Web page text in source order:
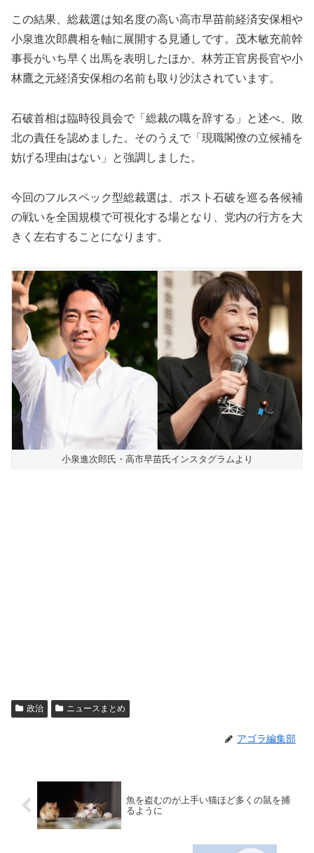
この結果、総裁選は知名度の高い高市早苗前経済安保相や
小泉進次郎農相を軸に展開する見通しです。茂木敏充前幹
事長がいち早く出馬を表明したほか、林芳正官房長官や小
林鷹之元経済安保相の名前も取り沙汰されています。
石破首相は臨時役員会で「総裁の職を辞する」と述べ、敗
北の責任を認めました。そのうえで「現職閣僚の立候補を
妨げる理由はない」と強調しました。
今回のフルスペック型総裁選は、ポスト石破を巡る各候補
の戦いを全国規模で可視化する場となり、党内の行方を大
きく左右することになります。
小泉進次郎氏・高市早苗氏インスタグラムより
政治 ニュースまとめ
アゴラ編集部
魚を盗むのが上手い猫ほど多くの鼠を捕
るように